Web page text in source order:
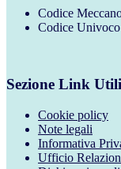
Codice
Codice
Sezione Link Utili
Cookie policy
Note legali
Informativa
Ufficio